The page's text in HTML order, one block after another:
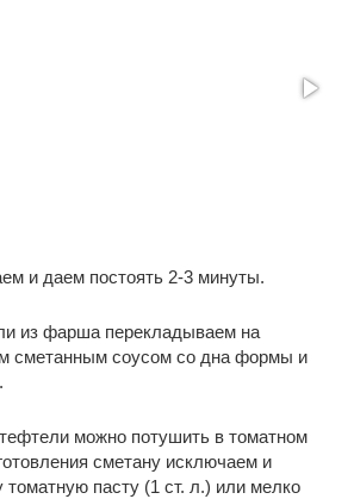
и даем постоять 2-3 минуты.
из фарша перекладываем на
сметанным соусом со дна формы и
можно потушить в томатном
сметану исключаем и
пасту (1 ст. л.) или мелко